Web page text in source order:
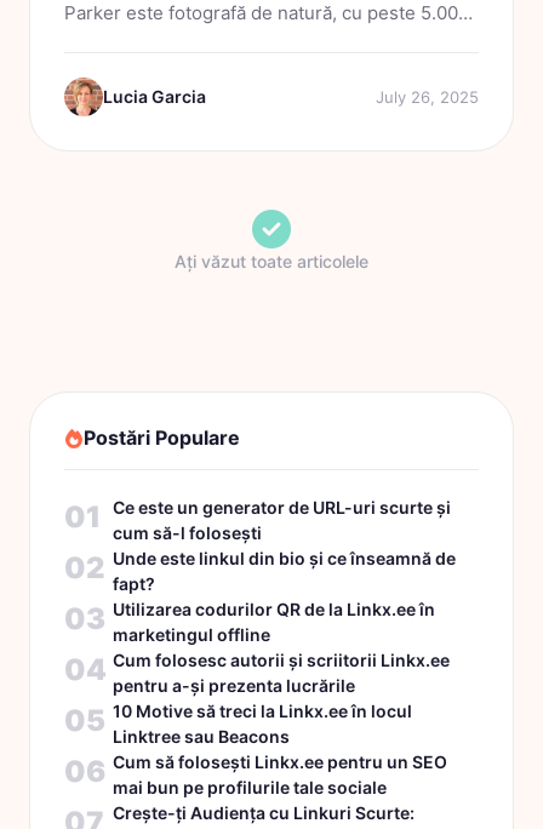
Parker este fotografă de natură, cu peste 5.000
creativă care se extinde pe mai multe platforme.
Ea își...Lucia Garcia July 26, 2025
Ați văzut toate articolele
Postări Populare
01
Ce este un generator de URL-uri scurte și
cum să-l folosești
02 Unde este linkul din bio și ce înseamnă de
fapt?
03 Utilizarea codurilor QR de la Linkx.ee în
marketingul offline
04 Cum folosesc autorii și scriitorii Linkx.ee
pentru a-și prezenta lucrările
05 10 Motive să treci la Linkx.ee în locul
Linktree sau Beacons
06 Cum să folosești Linkx.ee pentru un SEO
mai bun pe profilurile tale sociale
Crește-ți Audiența cu Linkuri Scurte: